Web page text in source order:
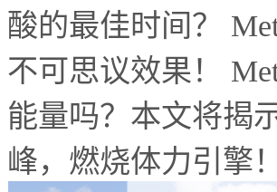
酸的最佳时间？
不可思议效果！
能量吗？本文将揭
峰，燃烧体力引擎！